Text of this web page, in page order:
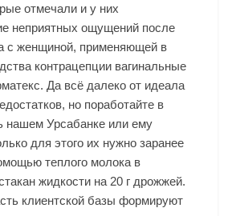
отмечали и у них
неприятных ощущений после
с женщиной, применяющей в
контрацепции вагинальные
Да всё далеко от идеала
но поработайте в
нашем Урсабанке или ему
для этого их нужно заранее
теплого молока в
жидкости на 20 г дрожжей.
клиентской базы формируют